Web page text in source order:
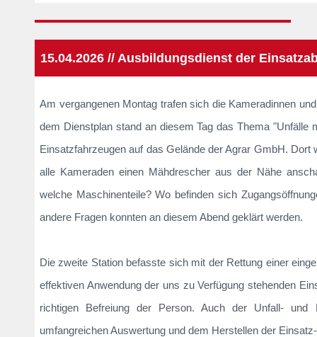
15.04.2026 // Ausbildungsdienst der
Am vergangenen Montag trafen sich die Kameradinnen
dem Dienstplan stand an diesem Tag das Thema
Einsatzfahrzeugen auf das Gelände der Agrar GmbH.
alle Kameraden einen Mähdrescher aus der Nähe
welche Maschinenteile? Wo befinden sich
andere Fragen konnten an diesem Abend geklärt werden.
Die zweite Station befasste sich mit der Rettung einer
effektiven Anwendung der uns zu Verfügung stehenden
richtigen Befreiung der Person. Auch der Unfall-
umfangreichen Auswertung und dem Herstellen der